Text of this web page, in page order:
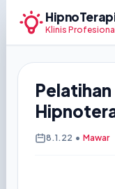
Klinis
8.1.22 • Mawar